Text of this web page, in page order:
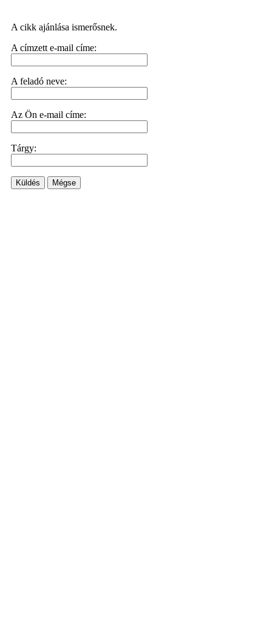
A cikk ajánlása ismerősnek.
A címzett e-mail címe:
A feladó neve:
Az Ön e-mail címe:
Tárgy:
Küldés Mégse